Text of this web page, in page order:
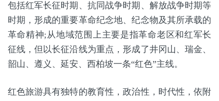
包括红军长征时期、抗同战争时期、解放战争时期等
时期，形成的重要革命纪念地、纪念物及其所承载的
革命精神;从地域范围上主要是指革命老区和红军长
征线，但以长征沿线为重点，形成了井冈山、瑞金、
韶山、遵义、延安、西柏坡一条“红色”主线。
红色旅游具有独特的教育性，政治性，时代性，依附